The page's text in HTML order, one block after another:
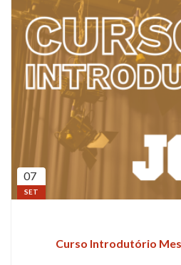
07
SET
Curso Introdutório